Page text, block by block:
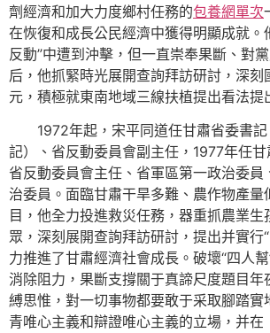
劑經濟和加大力度鄉村任務的包養網單次
在恢復和成長公民經濟中獲得明顯成就。
反動”中遭到沖擊，但一直崇奉果斷、對
后，他抓緊時光展開查詢拜訪研討，深刻
元，積極就東南地域三線扶植提出看法提
1972年起，宋平同道任甘肅省委書
記）、省反動委員會副主任，1977年任甘
省反動委員會主任、省軍區第一政治委員
治委員。面臨甘肅干旱多難、農作物產量
目，他全力投進救災任務，器重抓農業
眾，深刻展開查詢拜訪研討，提出并實行
力推進了甘肅經濟社會成長。破壞“四人
消除阻力，果斷支撐關于真諦尺度題目年
縛思惟，對一切事物都要敢于采取腳踏實
青唯心主義和辯證唯心主義的立場，并在